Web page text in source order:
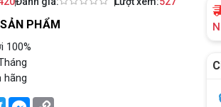
PHẨM
100%
hãng
TwitterMessenger